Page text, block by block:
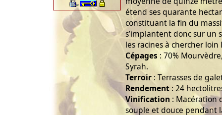
étend ses quarante
constituant la fin du
s’implantent donc sur
les racines à chercher
Cépages : 70%
Syrah.
Terroir : Terrasses de
Rendement : 24
Vinification : Macération
souple et douce pendant